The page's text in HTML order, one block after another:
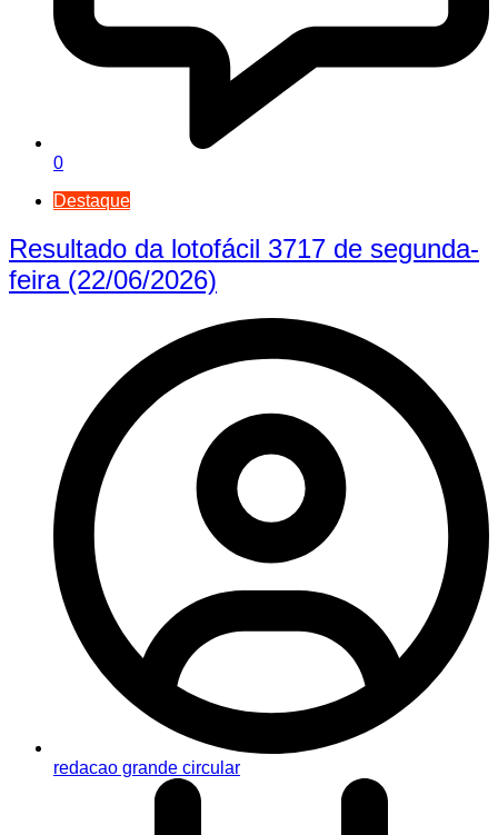
0
Destaque
Resultado da lotofácil 3717 de segunda-
feira (22/06/2026)
redacao grande circular